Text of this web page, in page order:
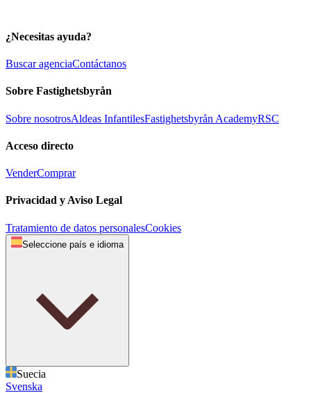
¿Necesitas ayuda?
Buscar agenciaContáctanos
Sobre Fastighetsbyrån
Sobre nosotrosAldeas InfantilesFastighetsbyrån AcademyRSC
Acceso directo
VenderComprar
Privacidad y Aviso Legal
Tratamiento de datos personalesCookies
Seleccione país e idioma
Suecia
Svenska